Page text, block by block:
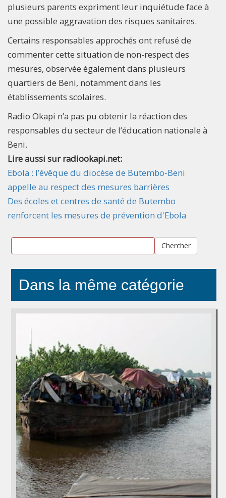
plusieurs parents expriment leur inquiétude face à
une possible aggravation des risques sanitaires.
Certains responsables approchés ont refusé de
commenter cette situation de non-respect des
mesures, observée également dans plusieurs
quartiers de Beni, notamment dans les
établissements scolaires.
Radio Okapi n’a pas pu obtenir la réaction des
responsables du secteur de l’éducation nationale à
Beni.
Lire aussi sur radiookapi.net:
Ebola : l’évêque du diocèse de Butembo-Beni
appelle au respect des mesures barrières
Des écoles et centres de santé de Butembo
renforcent les mesures de prévention d'Ebola
Chercher
Dans la même catégorie